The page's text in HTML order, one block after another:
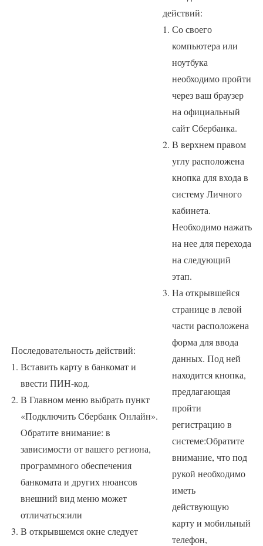
Последовательность действий:
Вставить карту в банкомат и
ввести ПИН-код.
В Главном меню выбрать пункт
«Подключить Сбербанк Онлайн».
Обратите внимание: в
зависимости от вашего региона,
программного обеспечения
банкомата и других нюансов
внешний вид меню может
отличаться:или
В открывшемся окне следует
действий:
Со своего
компьютера или
ноутбука
необходимо пройти
через ваш браузер
на официальный
сайт Сбербанка.
В верхнем правом
углу расположена
кнопка для входа в
систему Личного
кабинета.
Необходимо нажать
на нее для перехода
на следующий
этап.
На открывшейся
странице в левой
части расположена
форма для ввода
данных. Под ней
находится кнопка,
предлагающая
пройти
регистрацию в
системе:Обратите
внимание, что под
рукой необходимо
иметь
действующую
карту и мобильный
телефон,